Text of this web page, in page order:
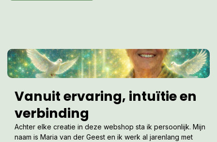
Vanuit ervaring, intuïtie en
verbinding
Achter elke creatie in deze webshop sta ik persoonlijk. Mijn
naam is Maria van der Geest en ik werk al jarenlang met